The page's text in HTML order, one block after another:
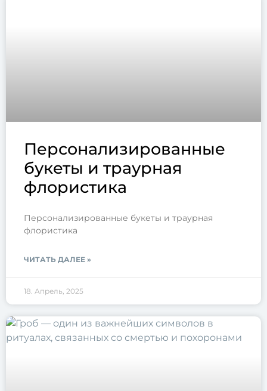
Персонализированные
букеты и траурная
флористика
Персонализированные букеты и траурная
флористика
ЧИТАТЬ ДАЛЕЕ »
18. Апрель, 2025